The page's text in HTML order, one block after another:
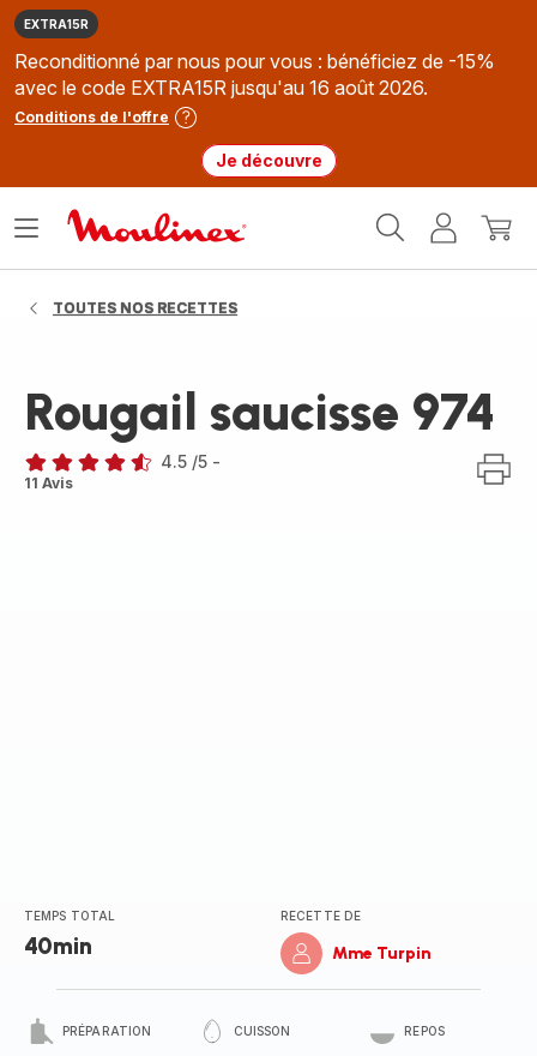
EXTRA15R
Reconditionné par nous pour vous : bénéficiez de -15%
avec le code EXTRA15R jusqu'au 16 août 2026.
Conditions de l'offre
Je découvre
MonMon
Ouvrir
TOUTES NOS RECETTES
Rougail saucisse 974
ratings.4.5
4.5 /5 -
11 Avis
TEMPS TOTAL
40min
RECETTE DE
Mme Turpin
PRÉPARATION CUISSON REPOS